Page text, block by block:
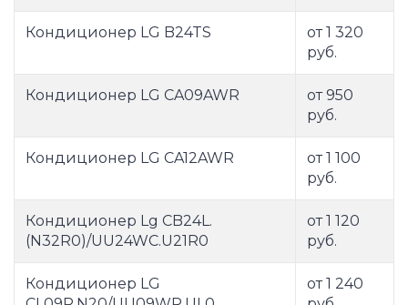
Кондиционер LG B24TS
от 1 320
руб.
Кондиционер LG CA09AWR
от 950
руб.
Кондиционер LG CA12AWR
от 1 100
руб.
Кондиционер Lg CB24L.
(N32R0)/UU24WC.U21R0
от 1 120
руб.
Кондиционер LG
от 1 240